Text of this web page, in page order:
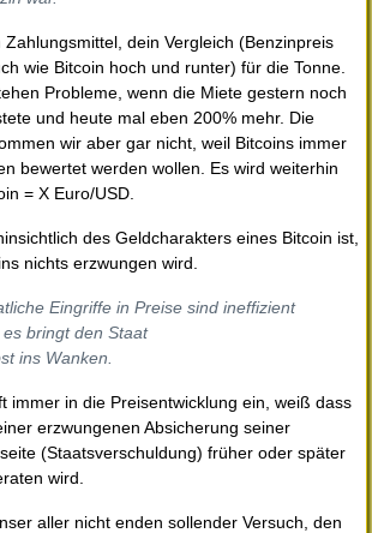
Zahlungsmittel, dein Vergleich (Benzinpreis
wie Bitcoin hoch und runter) für die Tonne.
Probleme, wenn die Miete gestern noch
und heute mal eben 200% mehr. Die
wir aber gar nicht, weil Bitcoins immer
bewertet werden wollen. Es wird weiterhin
= X Euro/USD.
des Geldcharakters eines Bitcoin ist,
nichts erzwungen wird.
Eingriffe in Preise sind ineffizient
bringt den Staat
ins Wanken.
immer in die Preisentwicklung ein, weiß dass
erzwungenen Absicherung seiner
(Staatsverschuldung) früher oder später
wird.
aller nicht enden sollender Versuch, den